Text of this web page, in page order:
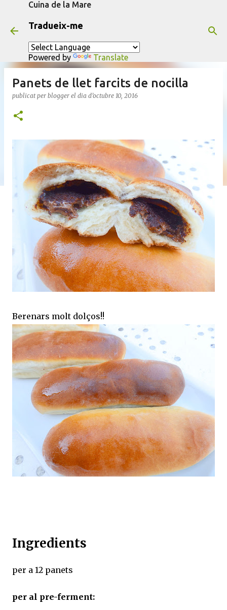
Cuina de la Mare
Tradueix-me
Powered by Translate
Panets de llet farcits de nocilla
publicat per blogger el dia d’octubre 10, 2016
Berenars molt dolços!!
Ingredients
per a 12 panets
per al pre-ferment: